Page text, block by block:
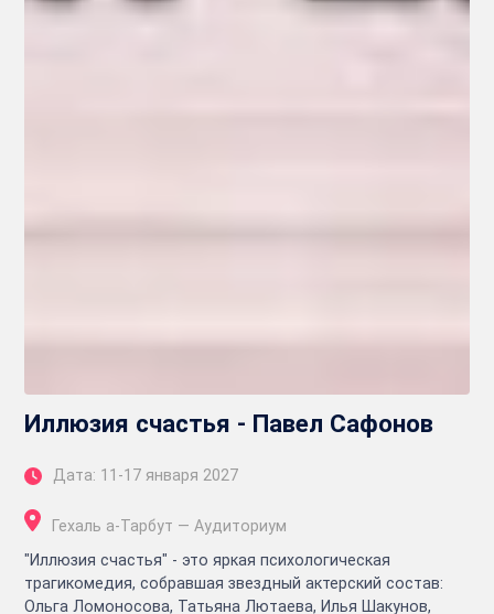
Иллюзия счастья - Павел Сафонов
Дата: 11-17 января 2027
Гехаль а-Тарбут — Аудиториум
"Иллюзия счастья" - это яркая психологическая
трагикомедия, собравшая звездный актерский состав:
Ольга Ломоносова, Татьяна Лютаева, Илья Шакунов,